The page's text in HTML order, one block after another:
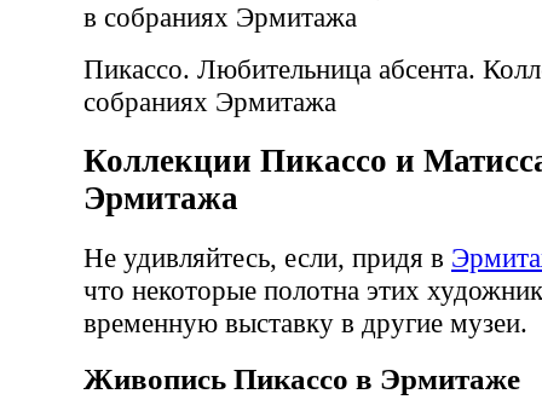
Пикассо. Любительница абсента.
собраниях Эрмитажа
Коллекции Пикассо и
Эрмитажа
Не удивляйтесь, если, придя в
что некоторые полотна этих
временную выставку в другие музеи.
Живопись Пикассо в Эрмитаже